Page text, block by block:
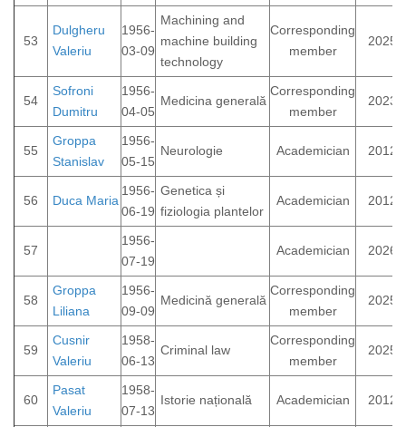
53
Dulgheru
Valeriu
1956-
03-09
Machining and
machine building
technology
Corresponding
member
2025
54
Sofroni
Dumitru
1956-
04-05
Medicina generală
Corresponding
member
2023
55
Groppa
Stanislav
1956-
05-15
Neurologie Academician 2012
56 Duca Maria
1956-
06-19
Genetica și
fiziologia plantelor
Academician 2012
57
1956-
07-19
Academician 2026
58
Groppa
Liliana
1956-
09-09
Medicină generală
Corresponding
member
2025
59
Cusnir
Valeriu
1958-
06-13
Criminal law
Corresponding
member
2025
60
Pasat
Valeriu
1958-
07-13
Istorie națională Academician 2012